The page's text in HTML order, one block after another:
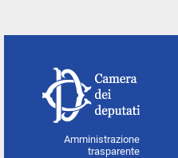
Amministrazione
trasparente